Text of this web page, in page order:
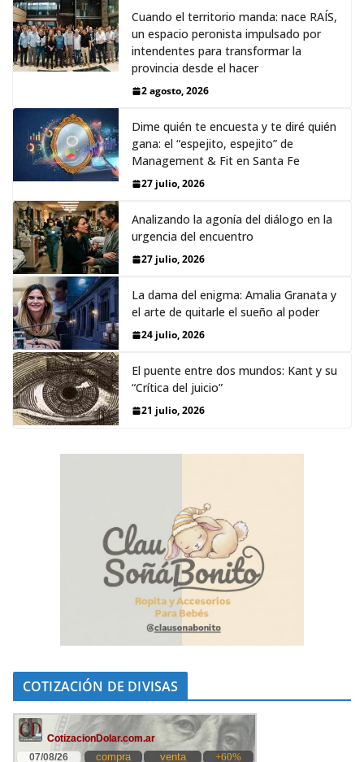
Cuando el territorio manda: nace RAÍS,
un espacio peronista impulsado por
intendentes para transformar la
provincia desde el hacer
2 agosto, 2026
Dime quién te encuesta y te diré quién
gana: el “espejito, espejito” de
Management & Fit en Santa Fe
27 julio, 2026
Analizando la agonía del diálogo en la
urgencia del encuentro
27 julio, 2026
La dama del enigma: Amalia Granata y
el arte de quitarle el sueño al poder
24 julio, 2026
El puente entre dos mundos: Kant y su
“Crítica del juicio”
21 julio, 2026
COTIZACIÓN DE DIVISAS